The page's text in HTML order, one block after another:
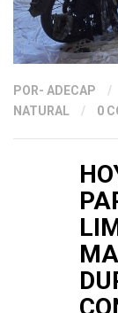
POR- ADECAP /
NATURAL
/ 0